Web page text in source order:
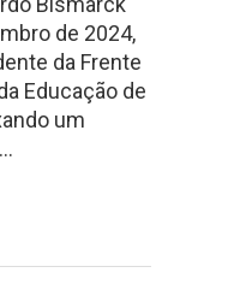
de 2024,
da Frente
Educação de
um